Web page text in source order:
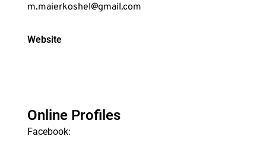
m.maierkoshel@gmail.com
Website
Online Profiles
Facebook: